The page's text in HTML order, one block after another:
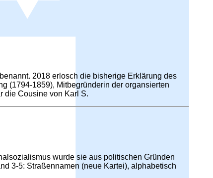
benannt. 2018 erlosch die bisherige Erklärung des
(1794-1859), Mitbegründerin der organsierten
die Cousine von Karl S.
wurde sie aus politischen Gründen
3-5: Straßennamen (neue Kartei), alphabetisch